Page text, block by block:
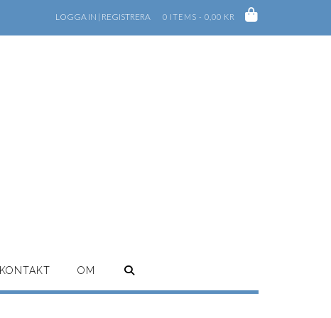
LOGGA IN | REGISTRERA 0 ITEMS - 0,00 KR
KONTAKT OM